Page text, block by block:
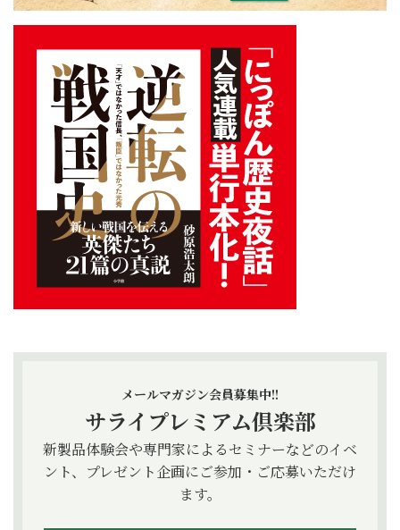
メールマガジン会員募集中!!
サライプレミアム倶楽部
新製品体験会や専門家によるセミナーなどのイベ
ント、プレゼント企画にご参加・ご応募いただけ
ます。